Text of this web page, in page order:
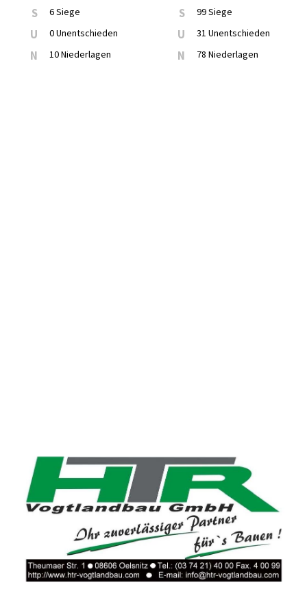
S 6 Siege
U 0 Unentschieden
N 10 Niederlagen
S 99 Siege
U 31 Unentschieden
N 78 Niederlagen